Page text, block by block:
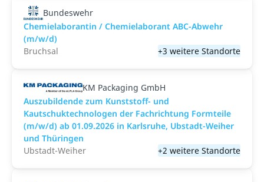
Bundeswehr
Chemielaborantin / Chemielaborant ABC-Abwehr
(m/w/d)
Bruchsal
+3 weitere Standorte
KM Packaging GmbH
Auszubildende zum Kunststoff- und
Kautschuktechnologen der Fachrichtung Formteile
(m/w/d) ab 01.09.2026 in Karlsruhe, Ubstadt-Weiher
und Thüringen
Ubstadt-Weiher
+2 weitere Standorte